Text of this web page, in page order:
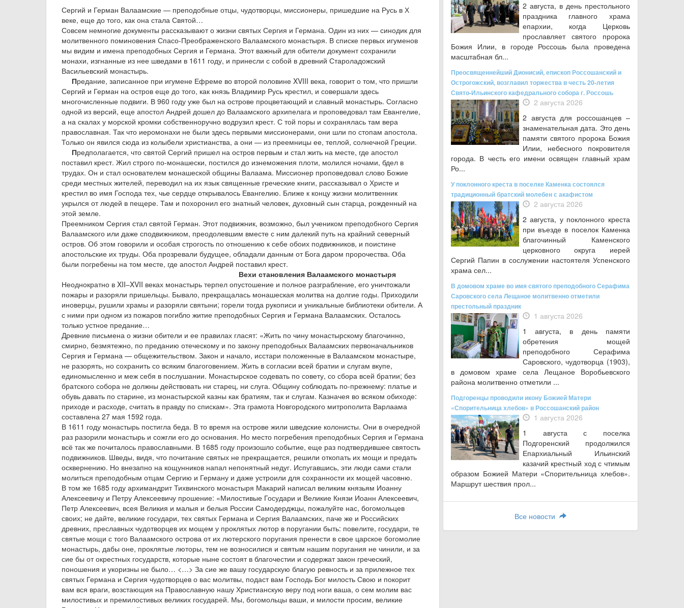
Сергий и Герман Валаамские — преподобные отцы, чудотворцы, миссионеры, пришедшие на Русь в Х
веке, еще до того, как она стала Святой…
Совсем немногие документы рассказывают о жизни святых Сергия и Германа. Один из них — синодик для
молитвенного поминовения Спасо-Преображенского Валаамского монастыря. В списке первых игуменов
мы видим и имена преподобных Сергия и Германа. Этот важный для обители документ сохранили
монахи, изгнанные из нее шведами в 1611 году, и принесли с собой в древний Староладожский
Васильевский монастырь.
Предание, записанное при игумене Ефреме во второй половине XVIII века, говорит о том, что пришли
Сергий и Герман на остров еще до того, как князь Владимир Русь крестил, и совершали здесь
многочисленные подвиги. В 960 году уже был на острове процветающий и славный монастырь. Согласно
одной из версий, еще апостол Андрей дошел до Валаамского архипелага и проповедовал там Евангелие,
а на скалах у морской кромки собственноручно водрузил крест. С той поры и сохранялась там вера
православная. Так что иеромонахи не были здесь первыми миссионерами, они шли по стопам апостола.
Только он явился сюда из колыбели христианства, а они — из преемницы ее, теплой, солнечной Греции.
Предполагается, что святой Сергий пришел на остров первым и стал жить на месте, где апостол
поставил крест. Жил строго по-монашески, постился до изнеможения плоти, молился ночами, бдел в
трудах. Он и стал основателем монашеской общины Валаама. Миссионер проповедовал слово Божие
среди местных жителей, переводил на их язык священные греческие книги, рассказывал о Христе и
крестил во имя Господа тех, чье сердце открывалось Евангелию. Ближе к концу жизни молитвенник
укрылся от людей в пещере. Там и похоронил его знатный человек, духовный сын старца, рожденный на
этой земле.
Преемником Сергия стал святой Герман. Этот подвижник, возможно, был учеником преподобного Сергия
Валаамского или даже сподвижником, преодолевшим вместе с ним далекий путь на крайний северный
остров. Об этом говорили и особая строгость по отношению к себе обоих подвижников, и поистине
апостольские их труды. Оба прозревали будущее, обладали данным от Бога даром пророчества. Оба
были погребены на том месте, где апостол Андрей поставил крест.
Вехи становления Валаамского монастыря
Неоднократно в XII‒XVII веках монастырь терпел опустошение и полное разграбление, его уничтожали
пожары и разоряли пришельцы. Бывало, прекращалась монашеская молитва на долгие годы. Приходили
иноверцы, рушили храмы и разоряли святыни; горели тогда рукописи и уникальные библиотеки обители. А
с ними при одном из пожаров погибло житие преподобных Сергия и Германа Валаамских. Осталось
только устное предание…
Древние письмена о жизни обители и ее правилах гласят: «Жить по чину монастырскому благочинно,
смирно, безмятежно, по преданию отеческому и по закону преподобных Валаамских первоначальников
Сергия и Германа — общежительством. Закон и начало, исстари положенные в Валаамском монастыре,
не разорять, но сохранить со всяким благоговением. Жить в согласии всей братии и слугам вкупе,
единомысленно и меж себя в послушании. Монастырское содевать по совету, со сбора всей братии; без
братского собора не должны действовать ни старец, ни слуга. Общину соблюдать по-прежнему: платье и
обувь давать по старине, из монастырской казны как братиям, так и слугам. Казначея во всяком обиходе:
приходе и расходе, считать в правду по спискам». Эта грамота Новгородского митрополита Варлаама
составлена 27 мая 1592 года.
В 1611 году монастырь постигла беда. В то время на острове жили шведские колонисты. Они в очередной
раз разорили монастырь и сожгли его до основания. Но место погребения преподобных Сергия и Германа
всё так же почиталось православными. В 1685 году произошло событие, еще раз подтвердившее святость
подвижников. Шведы, видя, что почитание святых не прекращается, решили откопать их мощи и предать
осквернению. Но внезапно на кощунников напал непонятный недуг. Испугавшись, эти люди сами стали
молиться преподобным отцам Сергию и Герману и даже устроили для сохранности их мощей часовню.
В том же 1685 году архимандрит Тихвинского монастыря Макарий написал великим князьям Иоанну
Алексеевичу и Петру Алексеевичу прошение: «Милостивые Государи и Великие Князи Иоанн Алексеевич,
Петр Алексеевич, всея Великия и малыя и белыя России Самодерджцы, пожалуйте нас, богомольцев
своих; не дайте, великие государи, тех святых Германа и Сергия Валаамских, паче же и Российских
древних, преславных чудотворцев их мощем у проклятых лютор в поругании быть: повелите, государи, те
святые мощи с того Валаамского острова от их лютерского поругания пренести в свое царское богомолие
монастырь, дабы оне, проклятые люторы, тем не возносилися и святым нашим поругания не чинили, и за
сие бы от окрестных государств, которые ныне состоят в благочестии и содержат закон греческий,
поношения и укоризны не было… <…> За сие же вашу государскую благую ревность и за прилежное тех
святых Германа и Сергия чудотворцев о вас молитвы, подаст вам Господь Бог милость Свою и покорит
вам вся враги, возстающия на Православную нашу Христианскую веру под ноги ваша, о сем молим вас
милостивых и премилостивых великих государей. Мы, богомольцы ваши, и милости просим, великие
2 августа, в день престольного
праздника главного храма
епархии, когда Церковь
прославляет святого пророка
Божия Илии, в городе Россошь была проведена
масштабная бл...
Преосвященнейший Дионисий, епископ Россошанский и
Острогожский, возглавил торжества в честь 20-летия
Свято-Ильинского кафедрального собора г. Россошь
2 августа 2026
2 августа для россошанцев –
знаменательная дата. Это день
памяти святого пророка Божия
Илии, небесного покровителя
города. В честь его имени освящен главный храм
Ро...
У поклонного креста в поселке Каменка состоялся
традиционный братский молебен с акафистом
2 августа 2026
2 августа, у поклонного креста
при въезде в поселок Каменка
благочинный Каменского
церковного округа иерей
Сергий Папин в сослужении настоятеля Успенского
храма сел...
В домовом храме во имя святого преподобного Серафима
Саровского села Лещаное молитвенно отметили
престольный праздник
1 августа 2026
1 августа, в день памяти
обретения мощей
преподобного Серафима
Саровского, чудотворца (1903),
в домовом храме села Лещаное Воробьевского
района молитвенно отметили ...
Подгоренцы проводили икону Божией Матери
«Спорительница хлебов» в Россошанский район
1 августа 2026
1 августа с поселка
Подгоренский продолжился
Епархиальный Ильинский
казачий крестный ход с чтимым
образом Божией Матери «Спорительница хлебов».
Маршрут шествия прол...
Все новости